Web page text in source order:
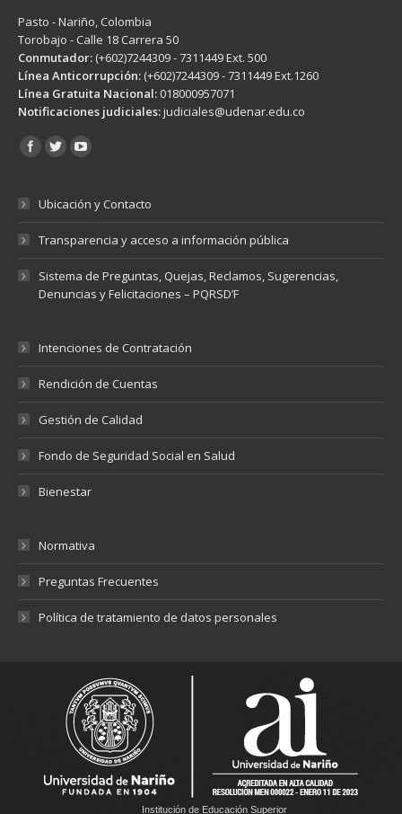
Pasto - Nariño, Colombia
Torobajo - Calle 18 Carrera 50
Conmutador: (+602)7244309 - 7311449 Ext. 500
Línea Anticorrupción: (+602)7244309 - 7311449 Ext.1260
Línea Gratuita Nacional: 018000957071
Notificaciones judiciales:judiciales@udenar.edu.co
Encuéntranos en:
Ubicación y Contacto
Transparencia y acceso a información pública
Sistema de Preguntas, Quejas, Reclamos, Sugerencias,
Denuncias y Felicitaciones – PQRSD’F
Intenciones de Contratación
Rendición de Cuentas
Gestión de Calidad
Fondo de Seguridad Social en Salud
Bienestar
Normativa
Preguntas Frecuentes
Política de tratamiento de datos personales
Institución de Educación Superior